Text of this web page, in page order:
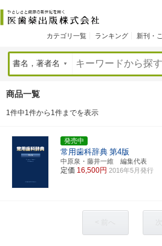
カテゴリ一覧 ランキング 新刊・
商品一覧
1件中1件から1件までを表示
発売中
常用歯科辞典 第4版
中原泉・藤井一維 編集代表
定価 16,500円 2016年5月発行